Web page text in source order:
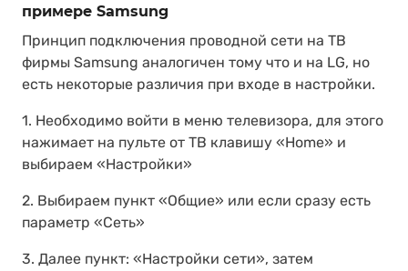
примере Samsung
Принцип подключения проводной сети на ТВ
фирмы Samsung аналогичен тому что и на LG, но
есть некоторые различия при входе в настройки.
1. Необходимо войти в меню телевизора, для этого
нажимает на пульте от ТВ клавишу «Home» и
выбираем «Настройки»
2. Выбираем пункт «Общие» или если сразу есть
параметр «Сеть»
3. Далее пункт: «Настройки сети», затем